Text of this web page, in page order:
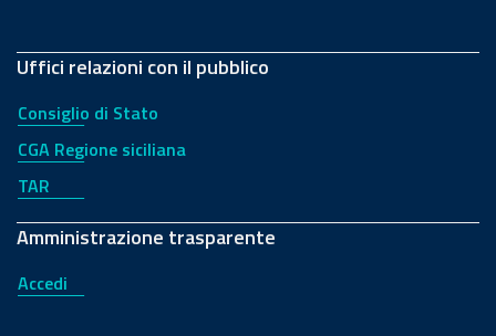
Uffici relazioni con il pubblico
Consiglio di Stato
CGA Regione siciliana
TAR
Amministrazione trasparente
Accedi